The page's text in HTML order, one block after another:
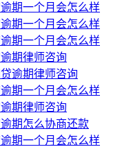
期一个月会怎么样
期一个月会怎么样
期一个月会怎么样
期律师咨询
逾期律师咨询
期一个月会怎么样
期律师咨询
期怎么协商还款
期一个月会怎么样